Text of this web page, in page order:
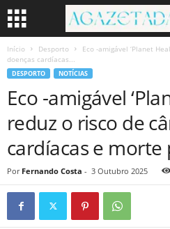
Início Desporto
Eco -amigável ‘Planet
doenças cardíacas...
DESPORTO NOTÍCIAS
Eco -amigável
reduz o risco de
cardíacas e morte
Por Fernando Costa - 3 Outubro 2025